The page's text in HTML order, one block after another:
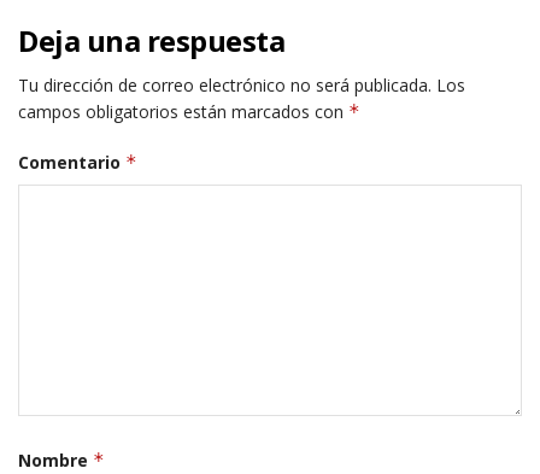
Deja una respuesta
Tu dirección de correo electrónico no será publicada. Los
campos obligatorios están marcados con *
Comentario *
Nombre *